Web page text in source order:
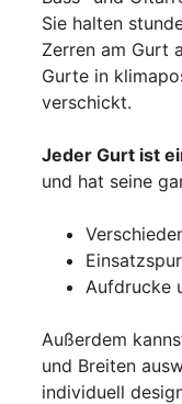
Sie halten
Zerren am Gurt
Gurte in
verschickt.
Jeder Gurt ist
und hat seine
Aufdrucke
Außerdem
und Breiten
individuell